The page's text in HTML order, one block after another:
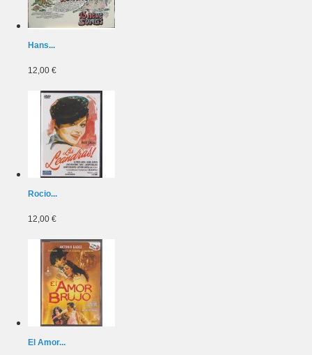
Hans...
12,00 €
Rocio...
12,00 €
El Amor...